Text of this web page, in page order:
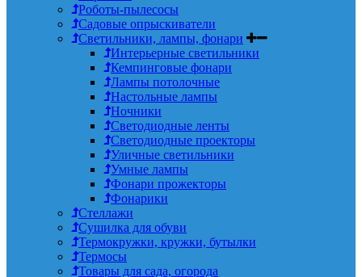
Роботы-пылесосы
Садовые опрыскиватели
Светильники, лампы, фонари
Интерьерные светильники
Кемпинговые фонари
Лампы потолочные
Настольные лампы
Ночники
Светодиодные ленты
Светодиодные проекторы
Уличные светильники
Умные лампы
Фонари прожекторы
Фонарики
Стеллажи
Сушилка для обуви
Термокружки, кружки, бутылки
Термосы
Товары для сада, огорода